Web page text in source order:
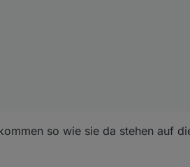
so wie sie da stehen auf